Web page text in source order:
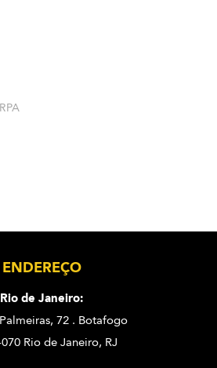
ENDEREÇO
Rio de Janeiro:
72 . Botafogo
Rio de Janeiro, RJ